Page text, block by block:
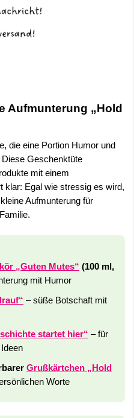
Aufmunterung „Hold
die eine Portion Humor und
Geschenktüte
mit einem
klar: Egal wie stressig es wird,
Aufmunterung für
„Guten Mutes“ (100 ml,
mit Humor
– süße Botschaft mit
startet hier“ – für
Grußkärtchen „Hold
Worte